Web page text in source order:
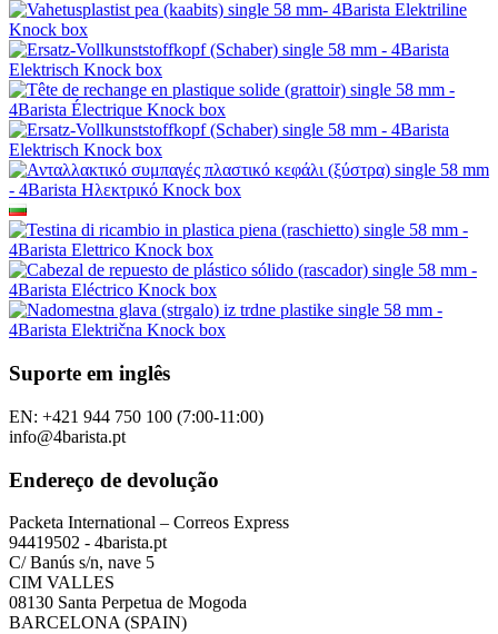
Suporte em inglês
EN: +421 944 750 100 (7:00-11:00)
info@4barista.pt
Endereço de devolução
Packeta International – Correos Express
94419502 - 4barista.pt
C/ Banús s/n, nave 5
CIM VALLES
08130 Santa Perpetua de Mogoda
BARCELONA (SPAIN)